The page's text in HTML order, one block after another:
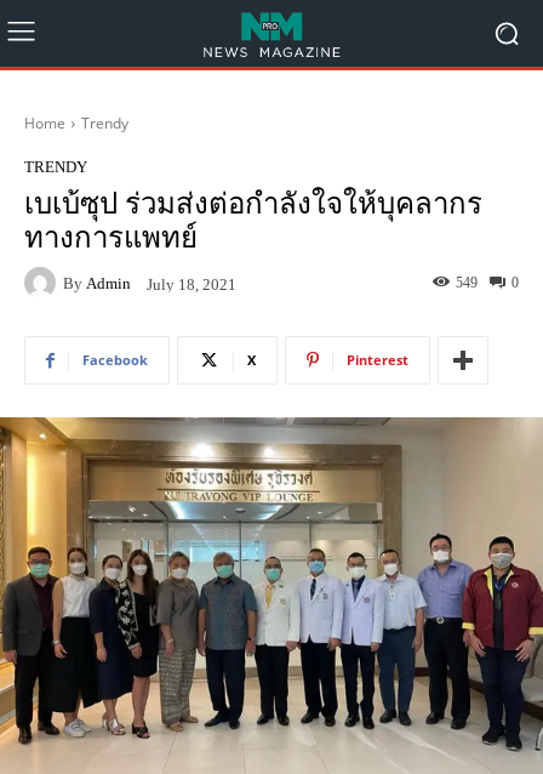
Home Trendy
TRENDY
เบเบ้ซุป ร่วมส่งต่อกำลังใจให้บุคลากร
ทางการแพทย์
By Admin July 18, 2021 0
549
Facebook X Pinterest